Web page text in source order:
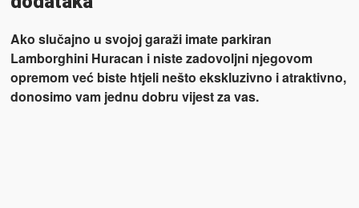
Ako slučajno u svojoj garaži imate parkiran
Lamborghini Huracan i niste zadovoljni njegovom
opremom već biste htjeli nešto ekskluzivno i atraktivno,
donosimo vam jednu dobru vijest za vas.